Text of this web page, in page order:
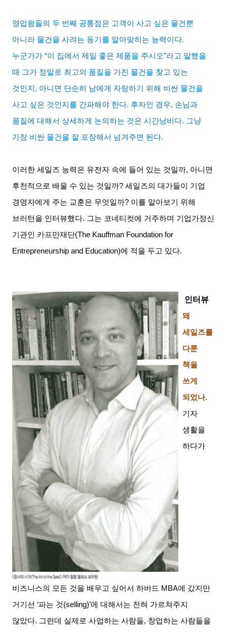
영업왕들의 두 번째 공통점은 고객이 사고 싶은 물건뿐
아니라 물건을 사려는 동기를 알아맞히는 능력이다.
누군가가 “이 집에서 제일 좋은 제품을 주시오”라고 말했을
때 그가 정말로 최고의 품질을 가진 물건을 찾고 있는
것인지 , 아니면 단순히 남에게 자랑하기 위해 비싼 물건을
사고 싶은 것인지를 간파해야 한다. 후자인 경우, 손님과
품질에 대해서 상세하게 논의하는 것은 시간낭비다. 그냥
가장 비싼 물건을 잘 포장해서 넘겨주면 된다.
이러한 세일즈 능력은 유전자 속에 들어 있는 것일까, 아니면
후천적으로 배울 수 있는 것일까?세일즈의 대가들이 기업
경영자에게 주는 교훈은 무엇일까? 이를 알아보기 위해
브러턴을 인터뷰했다. 그는 코네티컷에 거주하며 기업가정신
기관인 카프만재단(The Kauffman Foundation for
Entrepreneurship and Education)에 적을 두고 있다.
인터뷰
왜
세일즈를
다룬
책을
쓰게
되었나.
기자
생활을
하다가
비즈니스의 모든 것을 배우고 싶어서 하버드 MBA에 갔지만
거기선 ‘파는 것(selling)’에 대해서는 전혀 가르쳐주지
않았다. 그런데 실제로 사업하는 사람들, 창업하는 사람들을